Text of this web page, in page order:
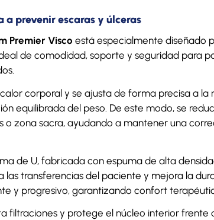
a prevenir escaras y úlceras
Premier Visco está especialmente diseñado
de comodidad, soporte y seguridad para
corporal y se ajusta de forma precisa a
equilibrada del peso. De este modo, se
o zona sacra, ayudando a mantener una
de U, fabricada con espuma de alta
transferencias del paciente y mejora la
y progresivo, garantizando confort
y protege el núcleo interior frente